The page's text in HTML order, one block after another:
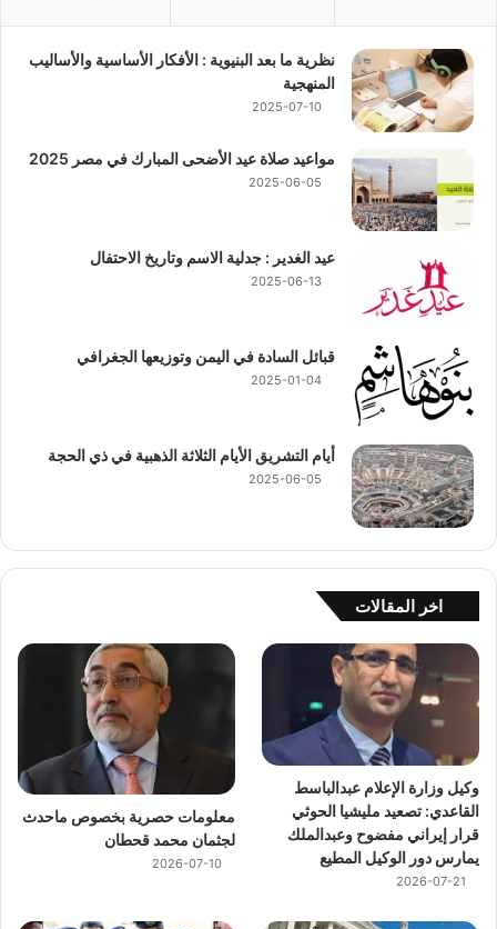
نظرية ما بعد البنيوية : الأفكار الأساسية والأساليب
المنهجية
2025-07-10
مواعيد صلاة عيد الأضحى المبارك في مصر 2025
2025-06-05
عيد الغدير : جدلية الاسم وتاريخ الاحتفال
2025-06-13
قبائل السادة في اليمن وتوزيعها الجغرافي
2025-01-04
أيام التشريق الأيام الثلاثة الذهبية في ذي الحجة
2025-06-05
اخر المقالات
وكيل وزارة الإعلام عبدالباسط
القاعدي: تصعيد مليشيا الحوثي
قرار إيراني مفضوح وعبدالملك
يمارس دور الوكيل المطيع
2026-07-21
معلومات حصرية بخصوص ماحدث
لجثمان محمد قحطان
2026-07-10